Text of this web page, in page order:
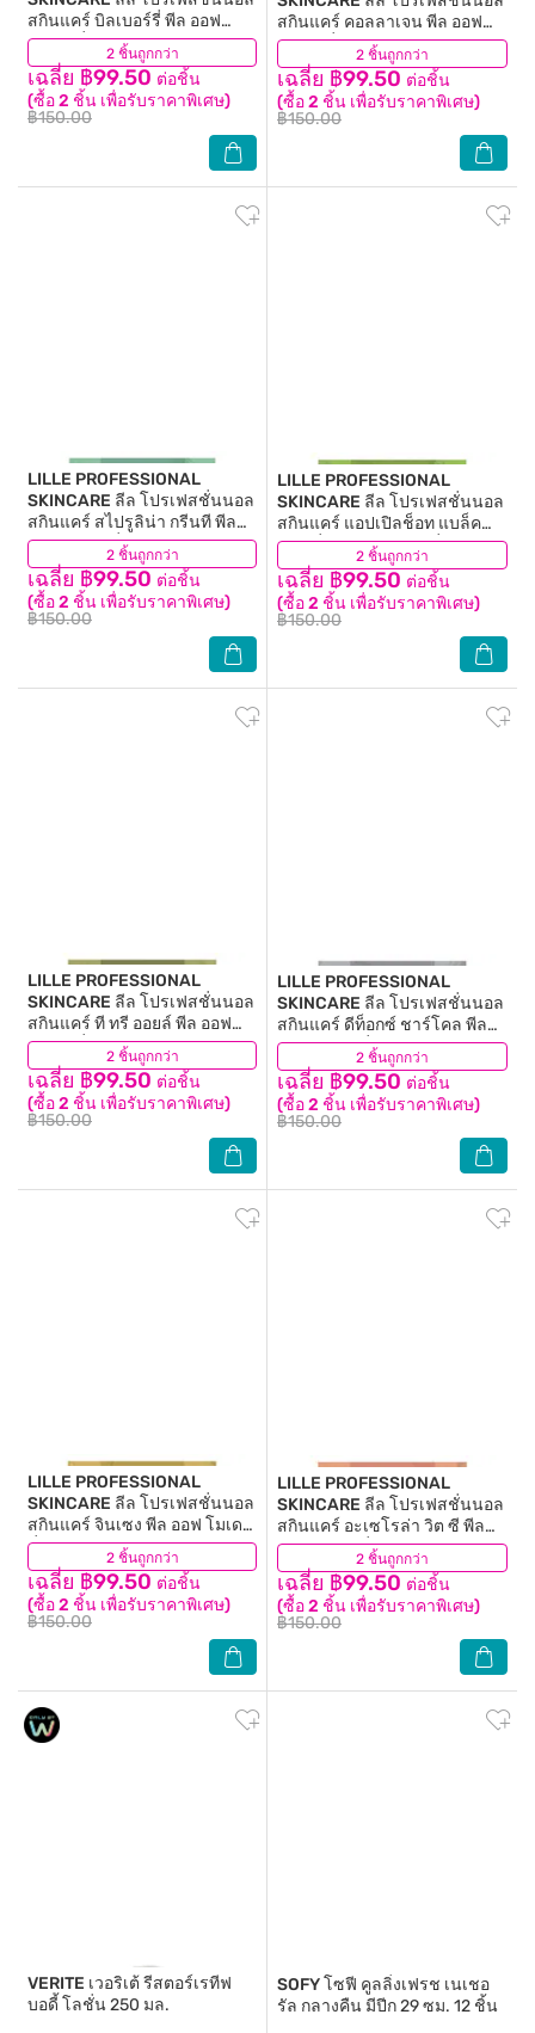
2 ชิ้นถูกกว่า
สกินแคร์ บิลเบอร์รี่ พีล ออฟ
โมเดลลิ่ง มาส์ก 40 กรัม
เฉลี่ย ฿99.50 ต่อชิ้น
(ซื้อ 2 ชิ้น เพื่อรับราคาพิเศษ)
฿150.00
(3) 2 ชิ้นถูกกว่า
สกินแคร์ คอลลาเจน พีล ออฟ
โมเดลลิ่ง มาส์ก 40 กรัม
เฉลี่ย ฿99.50 ต่อชิ้น
(ซื้อ 2 ชิ้น เพื่อรับราคาพิเศษ)
฿150.00
(5)
2 ชิ้นถูกกว่า
LILLE PROFESSIONAL
SKINCARE ลีล โปรเฟสชั่นนอล
สกินแคร์ สไปรูลิน่า กรีนที พีล
ออฟ โมเดลลิ่ง มาส์ก 40 กรัม
เฉลี่ย ฿99.50 ต่อชิ้น
(ซื้อ 2 ชิ้น เพื่อรับราคาพิเศษ)
฿150.00
(2) 2 ชิ้นถูกกว่า
LILLE PROFESSIONAL
SKINCARE ลีล โปรเฟสชั่นนอล
สกินแคร์ แอปเปิลช็อท แบล็ค
เบอร์รี่ พีลออฟ โมเดลลิ่ง มาส์ก
40 กรัม
เฉลี่ย ฿99.50 ต่อชิ้น
(ซื้อ 2 ชิ้น เพื่อรับราคาพิเศษ)
฿150.00
(4)
2 ชิ้นถูกกว่า
LILLE PROFESSIONAL
SKINCARE ลีล โปรเฟสชั่นนอล
สกินแคร์ ที ทรี ออยล์ พีล ออฟ
โมเดลลิ่ง มาส์ก 40 กรัม
เฉลี่ย ฿99.50 ต่อชิ้น
(ซื้อ 2 ชิ้น เพื่อรับราคาพิเศษ)
฿150.00
(6) 2 ชิ้นถูกกว่า
LILLE PROFESSIONAL
SKINCARE ลีล โปรเฟสชั่นนอล
สกินแคร์ ดีท็อกซ์ ชาร์โคล พีล
ออฟ โมเดลลิ่ง มาส์ก 40 กรัม
เฉลี่ย ฿99.50 ต่อชิ้น
(ซื้อ 2 ชิ้น เพื่อรับราคาพิเศษ)
฿150.00
(4)
2 ชิ้นถูกกว่า
LILLE PROFESSIONAL
SKINCARE ลีล โปรเฟสชั่นนอล
สกินแคร์ จินเซง พีล ออฟ โมเดล
ลิ่ง มาส์ก 40 กรัม
เฉลี่ย ฿99.50 ต่อชิ้น
(ซื้อ 2 ชิ้น เพื่อรับราคาพิเศษ)
฿150.00
(1) 2 ชิ้นถูกกว่า
LILLE PROFESSIONAL
SKINCARE ลีล โปรเฟสชั่นนอล
สกินแคร์ อะเซโรล่า วิต ซี พีล
ออฟ โมเดลลิ่ง มาส์ก 40 กรัม
เฉลี่ย ฿99.50 ต่อชิ้น
(ซื้อ 2 ชิ้น เพื่อรับราคาพิเศษ)
฿150.00
(2)
VERITE เวอริเต้ รีสตอร์เรทีฟ
บอดี้ โลชั่น 250 มล.
SOFYโซฟี คูลลิ่งเฟรช เนเชอ
รัล กลางคืน มีปีก 29 ซม. 12 ชิ้น